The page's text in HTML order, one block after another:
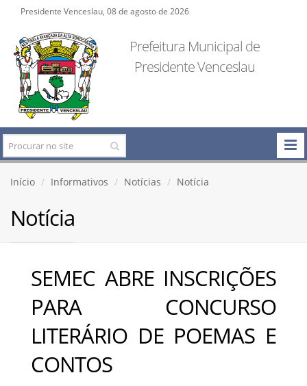
Presidente Venceslau, 08 de agosto de 2026
Prefeitura Municipal de
Presidente Venceslau
Início Informativos Notícias Notícia
Notícia
SEMEC ABRE INSCRIÇÕES
PARA CONCURSO
LITERÁRIO DE POEMAS E
CONTOS